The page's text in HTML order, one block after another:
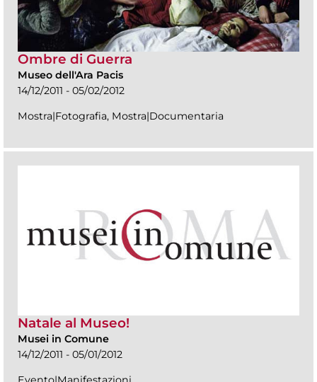
Ombre di Guerra
Museo dell'Ara Pacis
14/12/2011 - 05/02/2012
Mostra|Fotografia, Mostra|Documentaria
Natale al Museo!
Musei in Comune
14/12/2011 - 05/01/2012